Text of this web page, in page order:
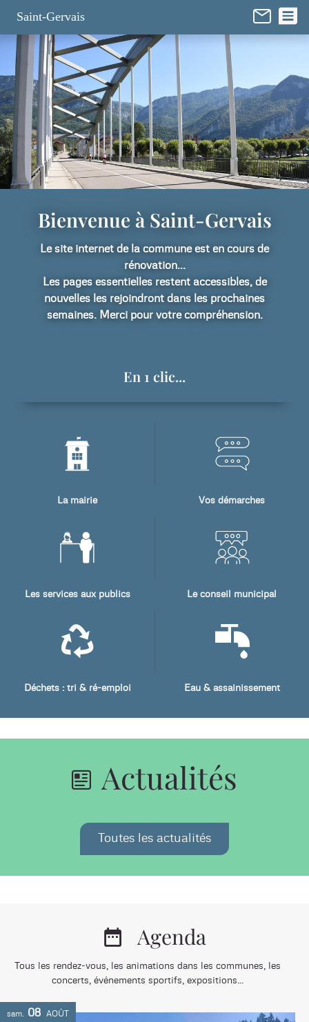
Saint-Gervais
Bienvenue à Saint-Gervais
Le site internet de la commune est en cours de
rénovation...
Les pages essentielles restent accessibles, de
nouvelles les rejoindront dans les prochaines
semaines. Merci pour votre compréhension.
En 1 clic...
La mairie Vos démarches
Les services aux publics Le conseil municipal
Déchets : tri & ré-emploi Eau & assainissement
Actualités
Toutes les actualités
Agenda
Tous les rendez-vous, les animations dans les communes, les
concerts, événements sportifs, expositions...
sam. 08 AOÛT